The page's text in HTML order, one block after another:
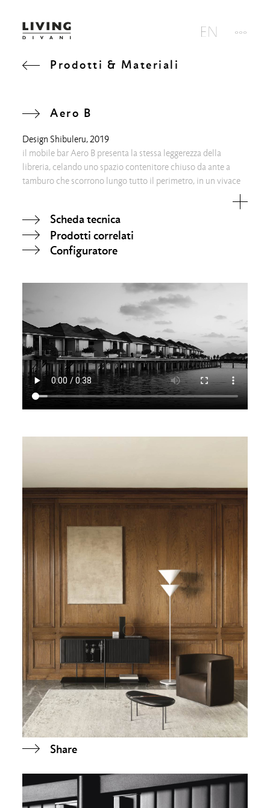
Prodotti & Materiali
Aero B
Design Shibuleru, 2019
il mobile bar Aero B presenta la stessa leggerezza della
libreria, celando uno spazio contenitore chiuso da ante a
tamburo che scorrono lungo tutto il perimetro, in un vivace
Scheda tecnica
Prodotti correlati
Configuratore
Share